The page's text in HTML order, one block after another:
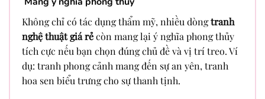
Không chỉ có tác dụng thẩm mỹ, nhiều dòngtranh
nghệ thuật giá rẻcòn mang lại ý nghĩa phong thủy
tích cực nếu bạn chọn đúng chủ đề và vị trí treo. Ví
dụ: tranh phong cảnh mang đến sự an yên, tranh
hoa sen biểu trưng cho sự thanh tịnh.